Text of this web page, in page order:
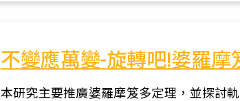
不變應萬變-旋轉吧!婆羅摩
本研究主要推廣婆羅摩笈多定理，並探討